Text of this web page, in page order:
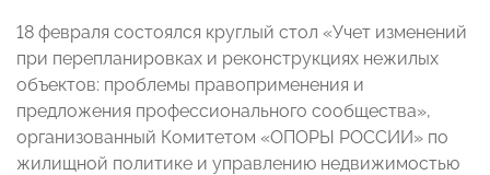
18 февраля состоялся круглый стол «Учет изменений
при перепланировках и реконструкциях нежилых
объектов: проблемы правоприменения и
предложения профессионального сообщества»,
организованный Комитетом «ОПОРЫ РОССИИ» по
жилищной политике и управлению недвижимостью